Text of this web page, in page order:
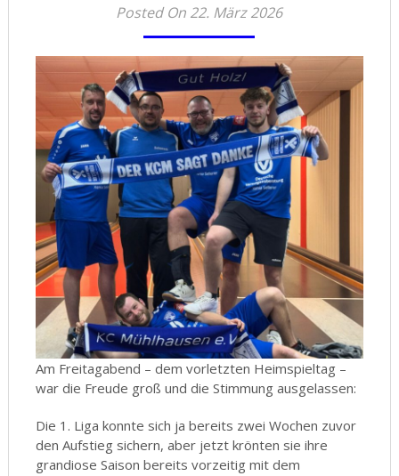
Posted On 22. März 2026
Am Freitagabend – dem vorletzten Heimspieltag –
war die Freude groß und die Stimmung ausgelassen:
Die 1. Liga konnte sich ja bereits zwei Wochen zuvor
den Aufstieg sichern, aber jetzt krönten sie ihre
grandiose Saison bereits vorzeitig mit dem